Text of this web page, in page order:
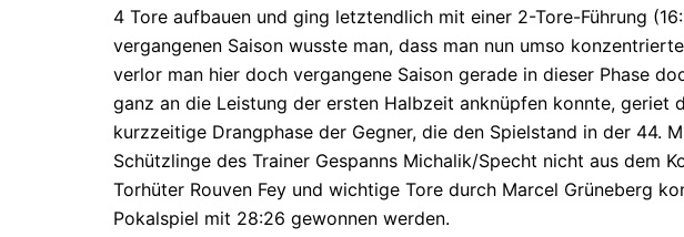
4 Tore aufbauen und ging letztendlich mit einer 2-Tore-Führung
vergangenen Saison wusste man, dass man nun umso
verlor man hier doch vergangene Saison gerade in dieser Phase
ganz an die Leistung der ersten Halbzeit anknüpfen konnte, geriet
kurzzeitige Drangphase der Gegner, die den Spielstand in der 44.
Schützlinge des Trainer Gespanns Michalik/Specht nicht aus dem
Torhüter Rouven Fey und wichtige Tore durch Marcel Grüneberg
Pokalspiel mit 28:26 gewonnen werden.